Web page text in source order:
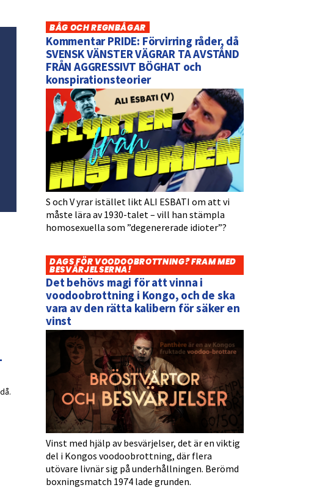
BÅG OCH REGNBÅGAR
Kommentar PRIDE: Förvirring råder, då
SVENSK VÄNSTER VÄGRAR TA AVSTÅND
FRÅN AGGRESSIVT BÖGHAT och
konspirationsteorier
S och V yrar istället likt ALI ESBATI om att vi
måste lära av 1930-talet – vill han stämpla
homosexuella som ”degenererade idioter”?
DAGS FÖR VOODOOBROTTNING? FRAM MED
BESVÄRJELSERNA!
Det behövs magi för att vinna i
voodoobrottning i Kongo, och de ska
vara av den rätta kalibern för säker en
vinst
Vinst med hjälp av besvärjelser, det är en viktig
del i Kongos voodoobrottning, där flera
utövare livnär sig på underhållningen. Berömd
boxningsmatch 1974 lade grunden.